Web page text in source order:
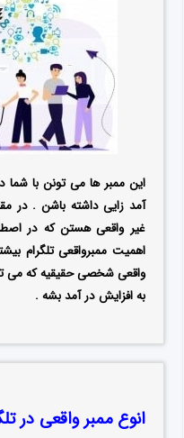
این ممبر ها می تونن با
آمد زایی داشته باشن . در
غیر واقعی هستن که در
اهمیت ممبرواقعی تلگرام
واقعی شخصی حقیقیه که می
به افزایش در آمد بشه .
انوع ممبر واقعی در